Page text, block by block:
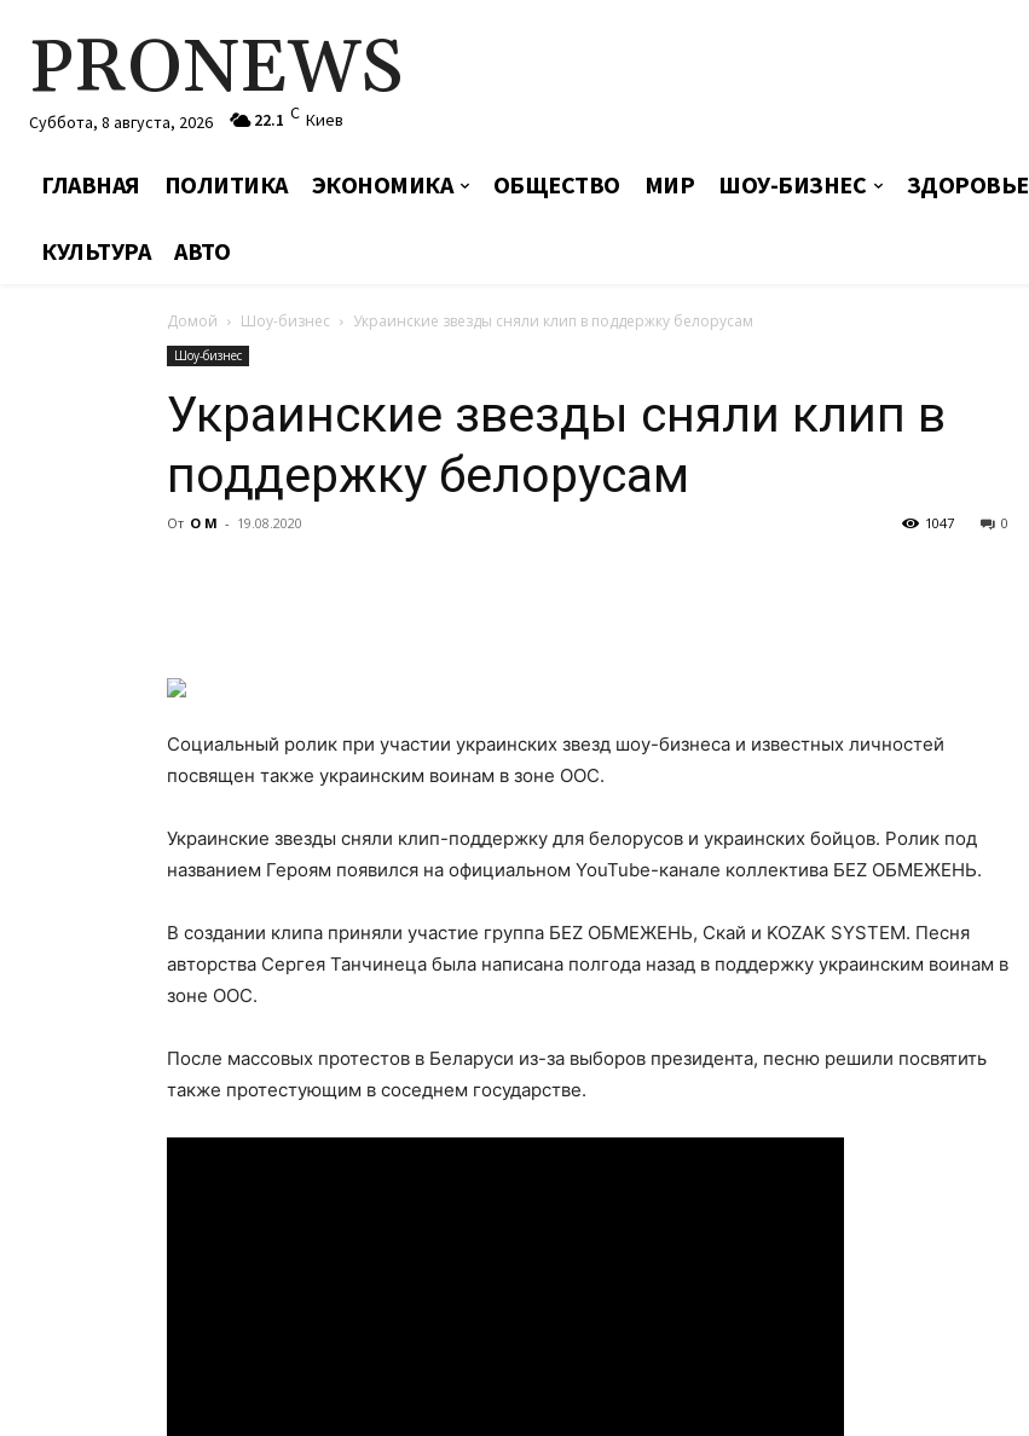
PRONEWS
Суббота, 8 августа, 2026 22.1 C Киев
ГЛАВНАЯ ПОЛИТИКА ЭКОНОМИКА ОБЩЕСТВО МИР ШОУ-БИЗНЕС ЗДОРОВЬЕ
КУЛЬТУРА АВТО
Домой Шоу-бизнес Украинские звезды сняли клип в поддержку белорусам
Шоу-бизнес
Украинские звезды сняли клип в
поддержку белорусам
От О М - 19.08.2020 0
1047
Социальный ролик при участии украинских звезд шоу-бизнеса и известных личностей
посвящен также украинским воинам в зоне ООС.
Украинские звезды сняли клип-поддержку для белорусов и украинских бойцов. Ролик под
названием Героям появился на официальном YouTube-канале коллектива БЕZ ОБМЕЖЕНЬ.
В создании клипа приняли участие группа БЕZ ОБМЕЖЕНЬ, Скай и KOZAK SYSTEM. Песня
авторства Сергея Танчинеца была написана полгода назад в поддержку украинским воинам в
зоне ООС.
После массовых протестов в Беларуси из-за выборов президента, песню решили посвятить
также протестующим в соседнем государстве.